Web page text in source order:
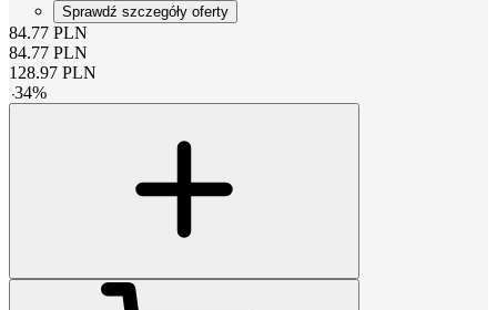
Sprawdź szczegóły oferty
84.77 PLN
84.77 PLN
128.97 PLN
-34%